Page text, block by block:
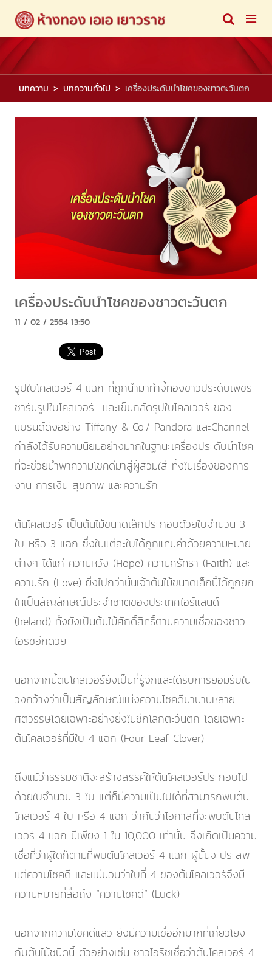
บทความ บทความทั่วไป เครื่องประดับนำโชคของชาวตะวันตก
เครื่องประดับนำโชคของชาวตะวันตก
11 / 02 / 2564 13:50
รูปใบโคลเวอร์ 4 แฉก ที่ถูกนำมาทำจี้ทองขาวประดับเพชร
ชาร์มรูปใบโคลเวอร์ และเข็มกลัดรูปใบโคลเวอร์ ของ
แบรนด์ดังอย่าง Tiffany & Co./ Pandora และChannel
กำลังได้รับความนิยมอย่างมากในฐานะเครื่องประดับนำโชค
ที่จะช่วยนำพาความโชคดีมาสู่ผู้สวมใส่ ทั้งในเรื่องของการ
งาน การเงิน สุขภาพ และความรัก
ต้นโคลเวอร์ เป็นต้นไม้ขนาดเล็กประกอบด้วยใบจำนวน 3
ใบ หรือ 3 แฉก ซึ่งในแต่ละใบได้ถูกแทนค่าด้วยความหมาย
ต่างๆ ได้แก่ ความหวัง (Hope) ความศรัทธา (Faith) และ
ความรัก (Love) ยิ่งไปกว่านั้นเจ้าต้นไม้ขนาดเล็กนี้ได้ถูกยก
ให้เป็นสัญลักษณ์ประจำชาติของประเทศไอร์แลนด์
(Ireland) ทั้งยังเป็นต้นไม้ศักดิ์สิทธิ์ตามความเชื่อของชาว
ไอริชอีกด้วย
นอกจากนี้ต้นโคลเวอร์ยังเป็นที่รู้จักและได้รับการยอมรับใน
วงกว้างว่าเป็นสัญลักษณ์แห่งความโชคดีมานานหลาย
ศตวรรษโดยเฉพาะอย่างยิ่งในซีกโลกตะวันตก โดยเฉพาะ
ต้นโคลเวอร์ที่มีใบ 4 แฉก (Four Leaf Clover)
ถึงแม้ว่าธรรมชาติจะสร้างสรรค์ให้ต้นโคลเวอร์ประกอบไป
ด้วยใบจำนวน 3 ใบ แต่ก็มีความเป็นไปได้ที่สามารถพบต้น
โคลเวอร์ 4 ใบ หรือ 4 แฉก ว่ากันว่าโอกาสที่จะพบต้นโคล
เวอร์ 4 แฉก มีเพียง 1 ใน 10,000 เท่านั้น จึงเกิดเป็นความ
เชื่อที่ว่าผู้ใดก็ตามที่พบต้นโคลเวอร์ 4 แฉก ผู้นั้นจะประสพ
แต่ความโชคดี และแน่นอนว่าใบที่ 4 ของต้นโคลเวอร์จึงมี
ความหมายที่สื่อถึง “ความโชคดี” (Luck)
นอกจากความโชคดีแล้ว ยังมีความเชื่ออีกมากที่เกี่ยวโยง
กับต้นไม้ชนิดนี้ ตัวอย่างเช่น ชาวไอริชเชื่อว่าต้นโคลเวอร์ 4